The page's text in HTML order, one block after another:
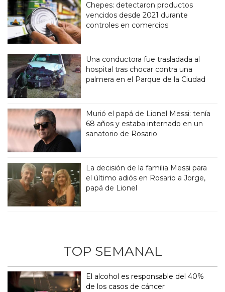
Chepes: detectaron productos
vencidos desde 2021 durante
controles en comercios
Una conductora fue trasladada al
hospital tras chocar contra una
palmera en el Parque de la Ciudad
Murió el papá de Lionel Messi: tenía
68 años y estaba internado en un
sanatorio de Rosario
La decisión de la familia Messi para
el último adiós en Rosario a Jorge,
papá de Lionel
TOP SEMANAL
El alcohol es responsable del 40%
de los casos de cáncer